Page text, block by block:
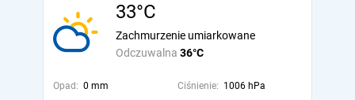
33°C
Odczuwalna 36°C
Zachmurzenie umiarkowane
Opad: 0 mm Ciśnienie: 1006 hPa